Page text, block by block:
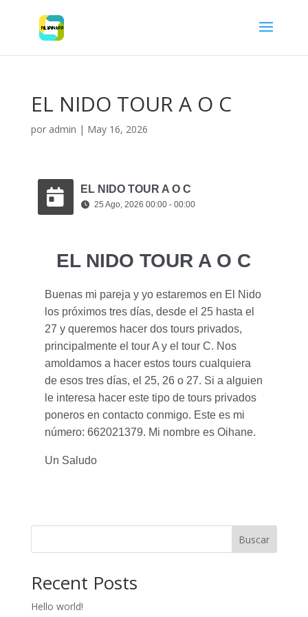
EL NIDO TOUR A O C
por admin | May 16, 2026
EL NIDO TOUR A O C
25 Ago, 2026 00:00 - 00:00
EL NIDO TOUR A O C
Buenas mi pareja y yo estaremos en El Nido
los próximos tres días, desde el 25 hasta el
27 y queremos hacer dos tours privados,
principalmente el tour A y el tour C. Nos
amoldamos a hacer estos tours cualquiera
de esos tres días, el 25, 26 o 27. Si a alguien
le interesa hacer este tipo de tours privados
poneros en contacto conmigo. Este es mi
número: 662021379. Mi nombre es Oihane.
Un Saludo
Buscar
Recent Posts
Hello world!